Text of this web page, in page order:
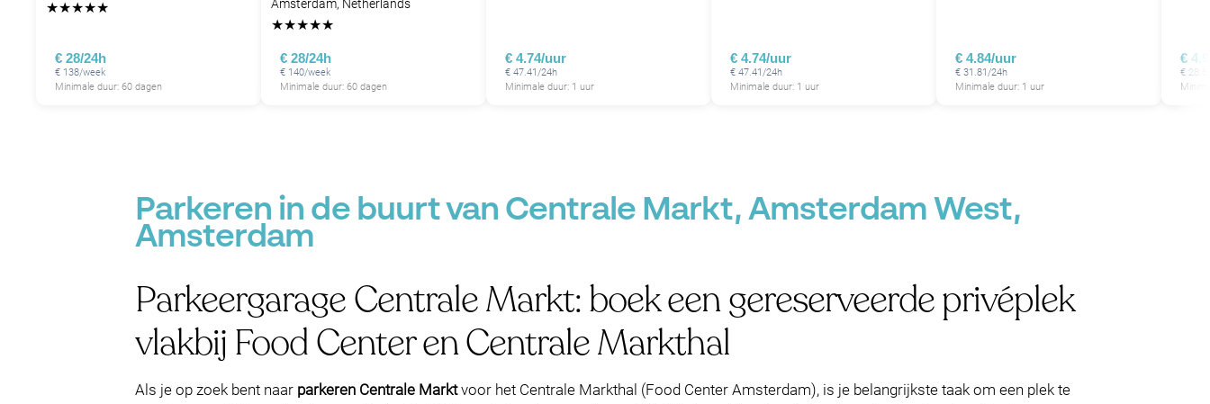
★★★★★
€ 28/24h
€ 138/week
Minimale duur: 60 dagen
Amsterdam, Netherlands
★★★★★
€ 28/24h
€ 140/week
Minimale duur: 60 dagen
€ 4.74/uur
€ 47.41/24h
Minimale duur: 1 uur
€ 4.74/uur
€ 47.41/24h
Minimale duur: 1 uur
€ 4.84/uur
€ 31.81/24h
Minimale duur: 1 uur
€
€
Parkeren in de buurt van Centrale Markt, Amsterdam West,
Amsterdam
Parkeergarage Centrale Markt: boek een gereserveerde privéplek
vlakbij Food Center en Centrale Markthal
Als je op zoek bent naar parkeren Centrale Marktvoor het Centrale Markthal (Food Center Amsterdam), is je belangrijkste taak om een plek te